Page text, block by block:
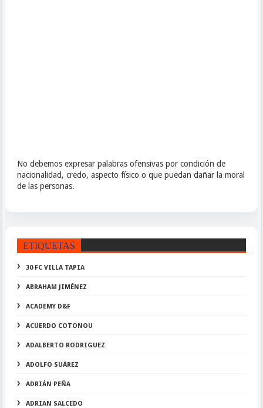
No debemos expresar palabras ofensivas por condición de
nacionalidad, credo, aspecto físico o que puedan dañar la moral
de las personas.
ETIQUETAS
30 FC VILLA TAPIA
ABRAHAM JIMÉNEZ
ACADEMY D&F
ACUERDO COTONOU
ADALBERTO RODRIGUEZ
ADOLFO SUÁREZ
ADRIÁN PEÑA
ADRIAN SALCEDO